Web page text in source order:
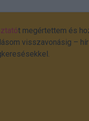
t megértettem és
visszavonásig –